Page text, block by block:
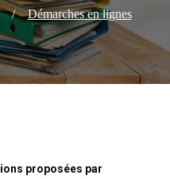
/ Démarches en lignes
proposées par